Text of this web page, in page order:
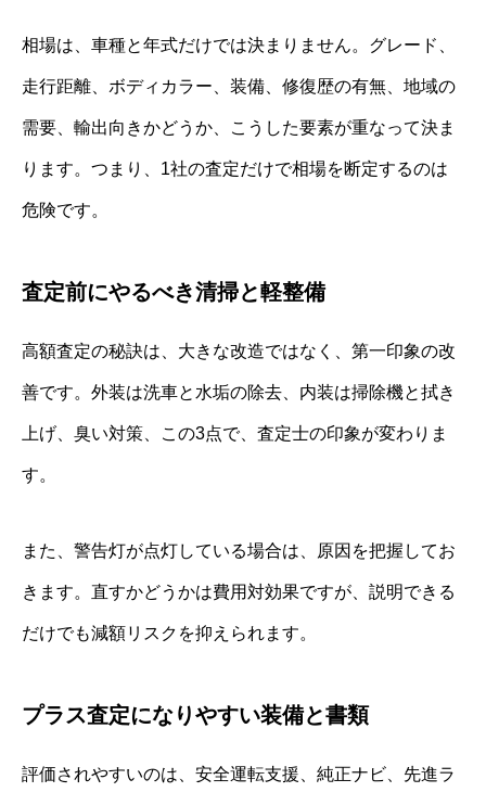
相場は、車種と年式だけでは決まりません。グレード、
走行距離、ボディカラー、装備、修復歴の有無、地域の
需要、輸出向きかどうか、こうした要素が重なって決ま
ります。つまり、1社の査定だけで相場を断定するのは
危険です。
査定前にやるべき清掃と軽整備
高額査定の秘訣は、大きな改造ではなく、第一印象の改
善です。外装は洗車と水垢の除去、内装は掃除機と拭き
上げ、臭い対策、この3点で、査定士の印象が変わりま
す。
また、警告灯が点灯している場合は、原因を把握してお
きます。直すかどうかは費用対効果ですが、説明できる
だけでも減額リスクを抑えられます。
プラス査定になりやすい装備と書類
評価されやすいのは、安全運転支援、純正ナビ、先進ラ